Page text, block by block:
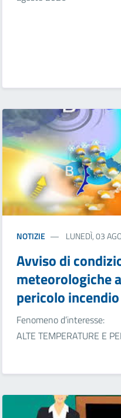
NOTIZIE LUNEDÌ, 03
Avviso di
meteorologiche
pericolo incendio
Fenomeno d’interesse:
ALTE TEMPERATURE E